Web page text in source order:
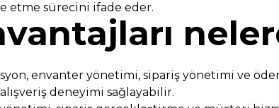
etme sürecini ifade eder.
envanter yönetimi, sipariş yönetimi ve
deneyimi sağlayabilir.